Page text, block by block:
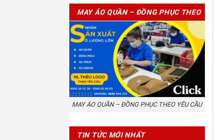
MAY ÁO QUẦN – ĐỒNG PHỤC THEO
YÊU CẦU
MAY ÁO QUẦN – ĐỒNG PHỤC THEO YÊU CẦU
TIN TỨC MỚI NHẤT